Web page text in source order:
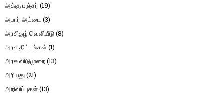
அக்கு பஞ்சர் (19)
அபார் அட்டை (3)
அரசிதழ் வெளியீடு(8)
அரசு திட்டங்கள்(1)
அரசு விடுமுறை(13)
அரியது(21)
அறிவிப்புகள்(13)